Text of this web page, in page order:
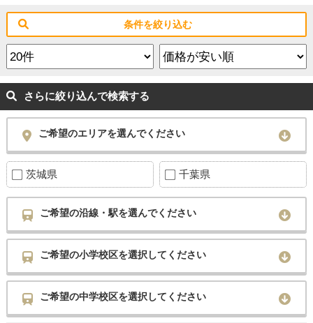
条件を絞り込む
さらに絞り込んで検索する
ご希望のエリアを選んでください
茨城県 千葉県
ご希望の沿線・駅を選んでください
ご希望の小学校区を選択してください
ご希望の中学校区を選択してください